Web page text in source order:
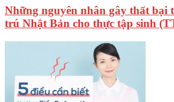
Những nguyên nhân gây thất bại
trú Nhật Bản cho thực tập sinh